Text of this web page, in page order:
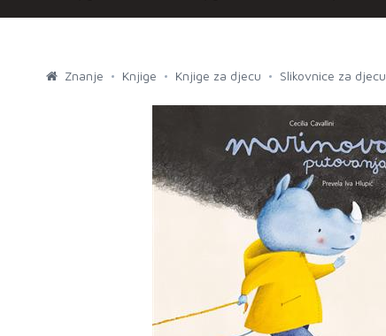
Znanje Knjige Knjige za djecu Slikovnice za djecu